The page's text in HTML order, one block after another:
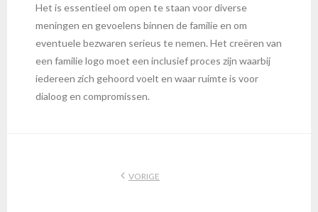
Het is essentieel om open te staan voor diverse
meningen en gevoelens binnen de familie en om
eventuele bezwaren serieus te nemen. Het creëren van
een familie logo moet een inclusief proces zijn waarbij
iedereen zich gehoord voelt en waar ruimte is voor
dialoog en compromissen.
VORIGE